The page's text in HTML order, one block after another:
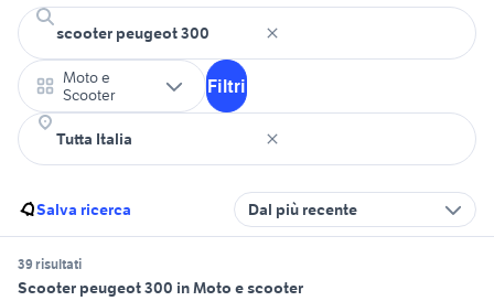
Moto e
Scooter
Filtri
Salva ricerca Dal più recente
39 risultati
Scooter peugeot 300 in Moto e scooter